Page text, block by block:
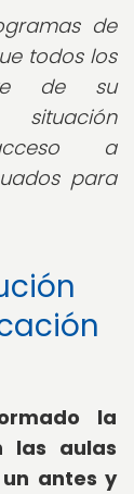
de
todos los
de su
a
para
la
las aulas
antes y